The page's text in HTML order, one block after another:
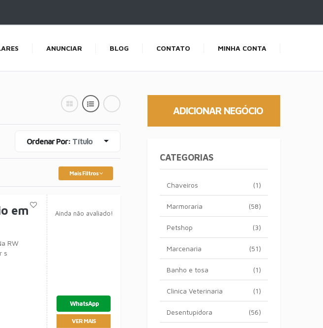
ANUNCIAR BLOG CONTATO MINHA CONTA
Ordenar Por: Título
Mais Filtros
em
RW
s
Ainda não avaliado!
WhatsApp
VER MAIS
ADICIONAR NEGÓCIO
CATEGORIAS
(1)
Chaveiros
(58)
Marmoraria
(3)
Petshop
(51)
Marcenaria
(1)
Banho e tosa
(1)
Clinica Veterinaria
(56)
Desentupidora